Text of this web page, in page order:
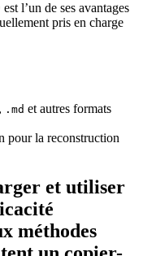
l’un de ses avantages
pris en charge
, .md et autres formats
pour la reconstruction
et utiliser
méthodes